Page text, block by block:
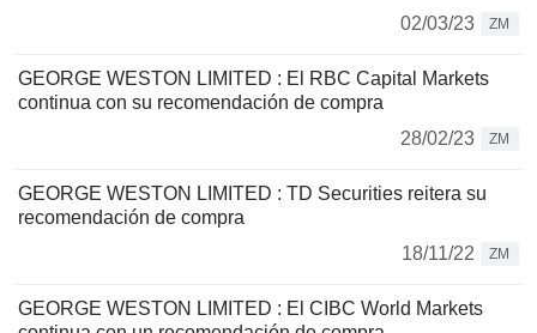
02/03/23
ZM
GEORGE WESTON LIMITED : El RBC Capital Markets
continua con su recomendación de compra
28/02/23
ZM
GEORGE WESTON LIMITED : TD Securities reitera su
recomendación de compra
18/11/22
ZM
GEORGE WESTON LIMITED : El CIBC World Markets